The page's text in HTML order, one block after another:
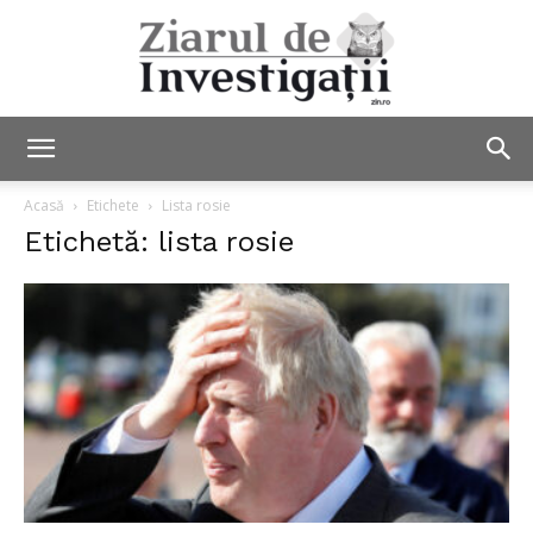
Investigații
Acasă Etichete Lista rosie
Etichetă: lista rosie